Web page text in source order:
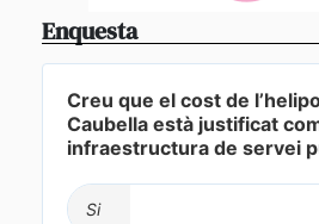
Enquesta
Creu que el cost de
Caubella està justificat
infraestructura de servei
Si